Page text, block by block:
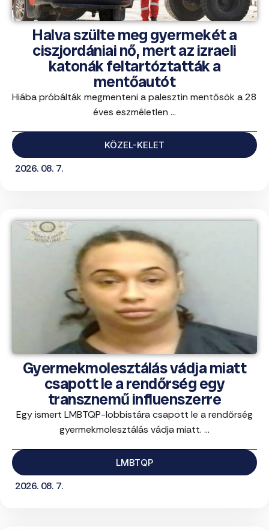
Halva szülte meg gyermekét a
ciszjordániai nő, mert az izraeli
katonák feltartóztatták a
mentőautót
Hiába próbálták megmenteni a palesztin mentősök a 28
éves eszméletlen ...
KÖZEL-KELET
2026. 08. 7.
Gyermekmolesztálás vádja miatt
csapott le a rendőrség egy
transznemű influenszerre
Egy ismert LMBTQP-lobbistára csapott le a rendőrség
gyermekmolesztálás vádja miatt. ...
LMBTQP
2026. 08. 7.